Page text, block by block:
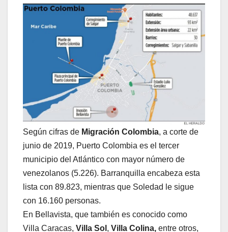
Según cifras de Migración Colombia, a corte de
junio de 2019, Puerto Colombia es el tercer
municipio del Atlántico con mayor número de
venezolanos (5.226). Barranquilla encabeza esta
lista con 89.823, mientras que Soledad le sigue
con 16.160 personas.
En Bellavista, que también es conocido como
Villa Caracas, Villa Sol , Villa Colina, entre otros,